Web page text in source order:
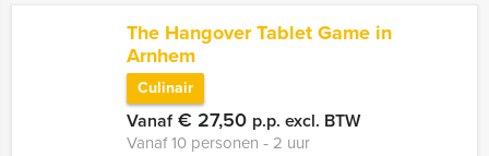
The Hangover Tablet Game in
Arnhem
Culinair
Vanaf€ 27,50 p.p. excl. BTW
Vanaf 10 personen ‐ 2 uur